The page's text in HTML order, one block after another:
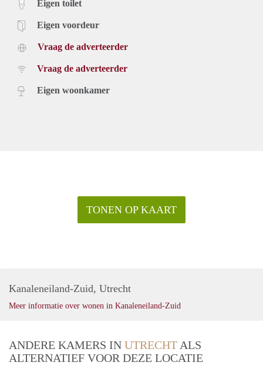
Eigen toilet
Eigen voordeur
Vraag de adverteerder
Vraag de adverteerder
Eigen woonkamer
TONEN OP KAART
Kanaleneiland-Zuid, Utrecht
Meer informatie over wonen in Kanaleneiland-Zuid
ANDERE KAMERS IN UTRECHT ALS
ALTERNATIEF VOOR DEZE LOCATIE